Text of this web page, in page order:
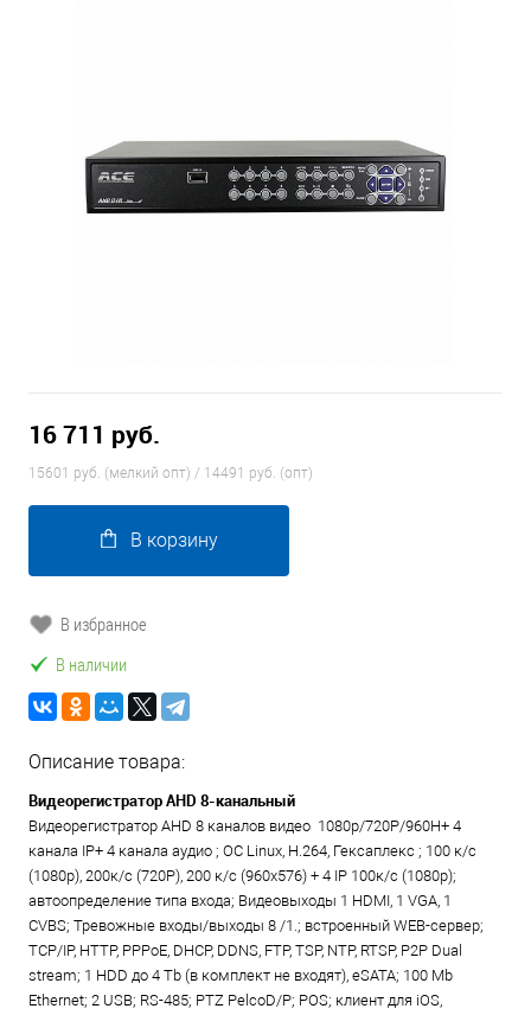
16 711 руб.
15601 руб. (мелкий опт) / 14491 руб. (опт)
В корзину
В избранное
В наличии
Описание товара:
Видеорегистратор AHD 8-канальный
Видеорегистратор AHD 8 каналов видео 1080p/720P/960H+ 4
канала IP+ 4 канала аудио ; ОС Linux, Н.264, Гексаплекс ; 100 к/с
(1080p), 200к/с (720P), 200 к/с (960х576) + 4 IP 100к/с (1080p);
автоопределение типа входа; Видеовыходы 1 HDMI, 1 VGA, 1
CVBS; Тревожные входы/выходы 8 /1.; встроенный WEB-сервер;
TCP/IP, HTTP, PPPoE, DHCP, DDNS, FTP, TSP, NTP, RTSP, P2P Dual
stream; 1 HDD до 4 Tb (в комплект не входят), eSATA; 100 Mb
Ethernet; 2 USB; RS-485; PTZ PelcoD/P; POS; клиент для iOS,